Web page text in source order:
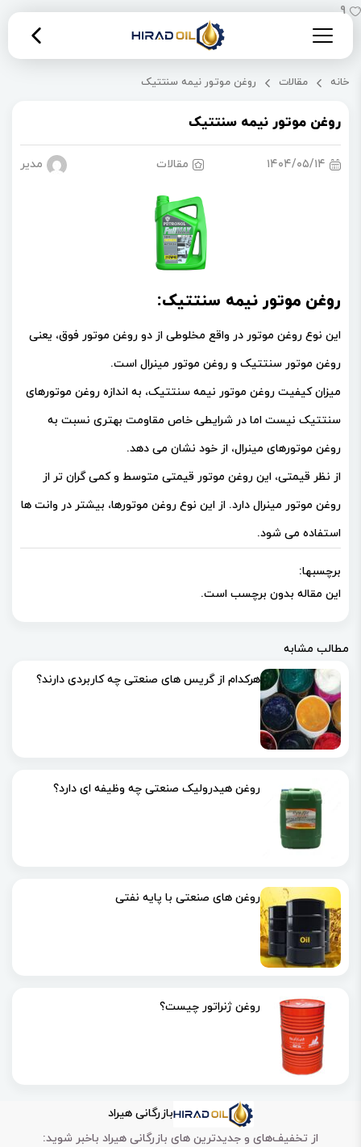
خانه مقالات روغن موتور نیمه سنتتیک
روغن موتور نیمه سنتتیک
۱۴۰۴/۰۵/۱۴ مقالات
9
روغن موتور نیمه سنتتیک:
این نوع روغن موتور در واقع مخلوطی از دو روغن موتور فوق، یعنی
روغن موتور سنتتیک و روغن موتور مینرال است.
میزان کیفیت روغن موتور نیمه سنتتیک، به اندازه روغن موتورهای
سنتتیک نیست اما در شرایطی خاص مقاومت بهتری نسبت به
روغن موتورهای مینرال، از خود نشان می دهد.
از نظر قیمتی، این روغن موتور قیمتی متوسط و کمی گران تر از
روغن موتور مینرال دارد. از این نوع روغن موتورها، بیشتر در وانت ها
استفاده می شود.
برچسبها:
این مقاله بدون برچسب است.
مطالب مشابه
هرکدام از گریس های صنعتی چه کاربردی دارند؟
روغن هیدرولیک صنعتی چه وظیفه‌ ای دارد؟
روغن های صنعتی با پایه نفتی
روغن ژنراتور چیست؟
بازرگانی هیراد
از تخفیف‌های و جدیدترین های بازرگانی هیراد باخبر شوید: